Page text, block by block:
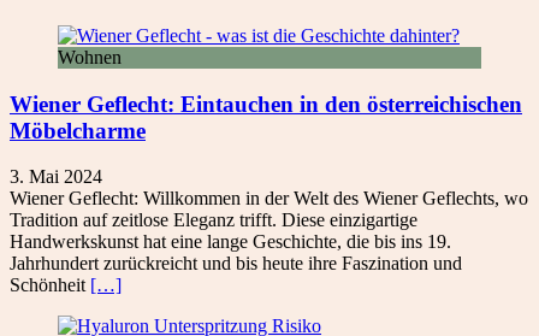
Wohnen
Wiener Geflecht: Eintauchen in den österreichischen
Möbelcharme
3. Mai 2024
Wiener Geflecht: Willkommen in der Welt des Wiener Geflechts, wo
Tradition auf zeitlose Eleganz trifft. Diese einzigartige
Handwerkskunst hat eine lange Geschichte, die bis ins 19.
Jahrhundert zurückreicht und bis heute ihre Faszination und
Schönheit […]